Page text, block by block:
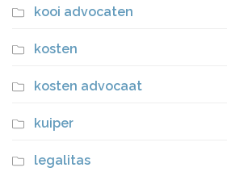
kooi advocaten
kosten
kosten advocaat
kuiper
legalitas